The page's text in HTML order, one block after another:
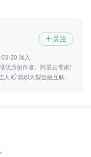
 关注
20 加入
优质创作者、阿里云专家/
人 📫就职大型金融互联网